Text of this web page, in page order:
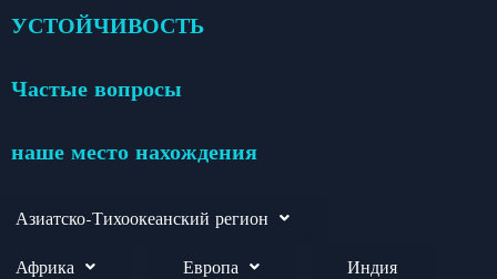
УСТОЙЧИВОСТЬ
Частые вопросы
наше место нахождения
Азиатско-Тихоокеанский регион
Африка Европа Индия